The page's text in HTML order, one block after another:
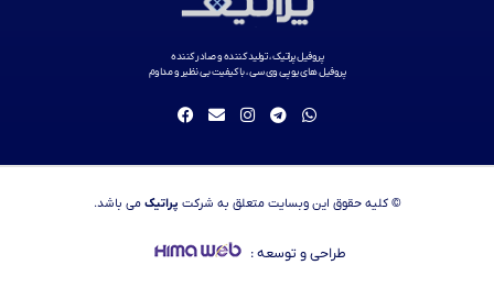
پروفیل پراتیک ، تولید کننده و صادر کننده
پروفیل های یو پی وی سی ، با کیفیت بی نظیر و مداوم
© کلیه حقوق این وبسایت متعلق به شرکت پراتیک می باشد.
طراحی و توسعه :